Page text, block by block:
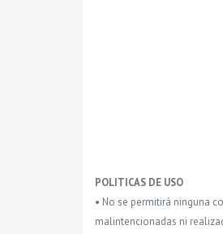
POLITICAS DE USO
• No se permitirá ninguna
malintencionadas ni